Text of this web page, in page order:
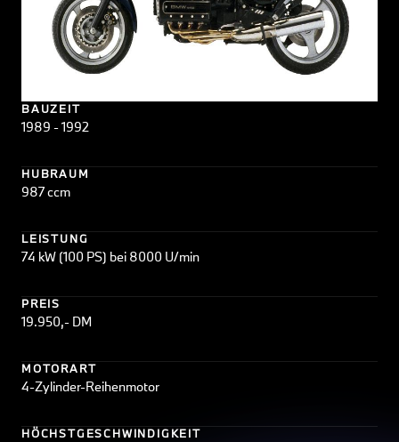
BAUZEIT
1989 - 1992
HUBRAUM
987 ccm
LEISTUNG
74 kW (100 PS) bei 8000 U/min
PREIS
19.950,- DM
MOTORART
4-Zylinder-Reihenmotor
HÖCHSTGESCHWINDIGKEIT